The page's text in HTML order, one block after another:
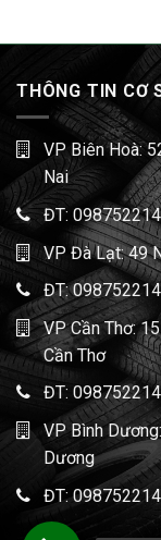
THÔNG TIN CƠ
VP Biên Hoà:
Nai
ĐT:
VP Đà Lạt: 49
ĐT:
VP Cần Thơ:
Cần Thơ
ĐT:
VP Bình
Dương
ĐT: